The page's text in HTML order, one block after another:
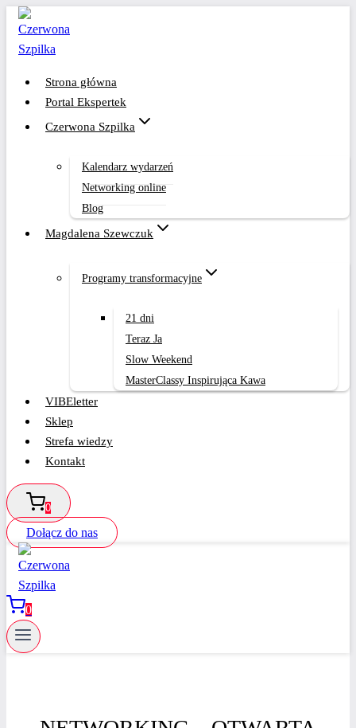
Przejdź
treści
Strona główna
Portal Ekspertek
Czerwona Szpilka
Kalendarz wydarzeń
Networking online
Blog
Magdalena Szewczuk
Programy transformacyjne
21 dni
Teraz Ja
Slow Weekend
MasterClassy Inspirująca Kawa
VIBEletter
Sklep
Strefa wiedzy
Kontakt
0
Dołącz do nas
0